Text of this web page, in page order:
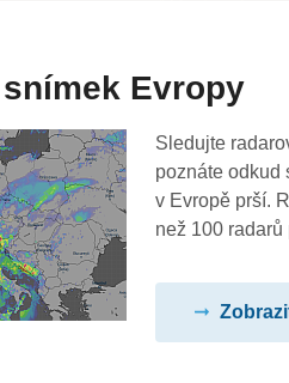
Evropy
Sledujte
poznáte odkud
v Evropě prší.
než 100